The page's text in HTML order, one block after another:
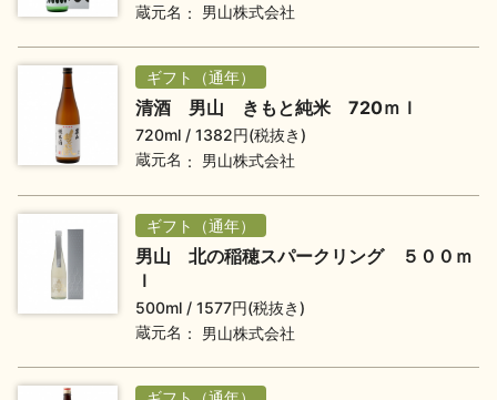
イベント情報TOP 新商品・おすすめ商品
季節の商品
蔵元名
男山株式会社
ギフト（通年）
清酒 男山 きもと純米 720ｍｌ
720ml
1382円(税抜き)
蔵元名
男山株式会社
ギフト（通年）
男山 北の稲穂スパークリング ５００ｍ
ｌ
500ml
1577円(税抜き)
蔵元名
男山株式会社